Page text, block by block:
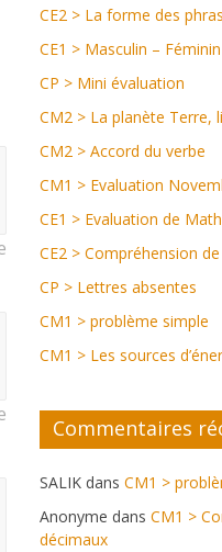
CE2 > La forme des
CE1 > Masculin – Féminin
CP > Mini évaluation
CM2 > La planète Terre,
CM2 > Accord du verbe
CM1 > Evaluation
CE1 > Evaluation de
CE2 > Compréhension
CP > Lettres absentes
CM1 > problème simple
CM1 > Les sources
Commentaires
SALIK dans CM1 >
Anonyme dans CM1 >
décimaux